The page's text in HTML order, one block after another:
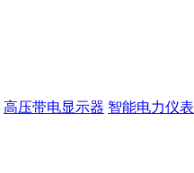
高压带电显示器 智能电力仪表